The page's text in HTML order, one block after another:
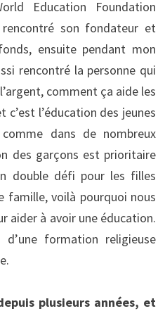
Education Foundation
rencontré son fondateur et
ensuite pendant mon
rencontré la personne qui
comment ça aide les
l’éducation des jeunes
comme dans de nombreux
des garçons est prioritaire
double défi pour les filles
famille, voilà pourquoi nous
aider à avoir une éducation.
d’une formation religieuse
plusieurs années, et